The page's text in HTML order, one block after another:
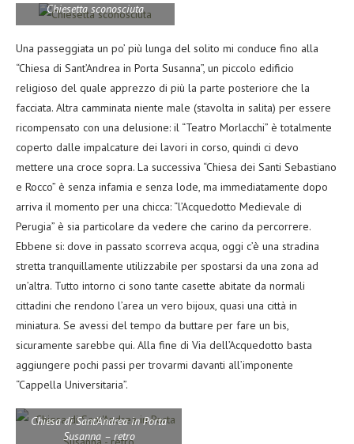
Chiesetta sconosciuta
Una passeggiata un po’ più lunga del solito mi conduce fino alla
“Chiesa di Sant’Andrea in Porta Susanna”, un piccolo edificio
religioso del quale apprezzo di più la parte posteriore che la
facciata. Altra camminata niente male (stavolta in salita) per essere
ricompensato con una delusione: il “Teatro Morlacchi” è totalmente
coperto dalle impalcature dei lavori in corso, quindi ci devo
mettere una croce sopra. La successiva “Chiesa dei Santi Sebastiano
e Rocco” è senza infamia e senza lode, ma immediatamente dopo
arriva il momento per una chicca: “l’Acquedotto Medievale di
Perugia” è sia particolare da vedere che carino da percorrere.
Ebbene si: dove in passato scorreva acqua, oggi c’è una stradina
stretta tranquillamente utilizzabile per spostarsi da una zona ad
un’altra. Tutto intorno ci sono tante casette abitate da normali
cittadini che rendono l’area un vero bijoux, quasi una città in
miniatura. Se avessi del tempo da buttare per fare un bis,
sicuramente sarebbe qui. Alla fine di Via dell’Acquedotto basta
aggiungere pochi passi per trovarmi davanti all’imponente
“Cappella Universitaria”.
Chiesa di Sant’Andrea in Porta
Susanna – retro